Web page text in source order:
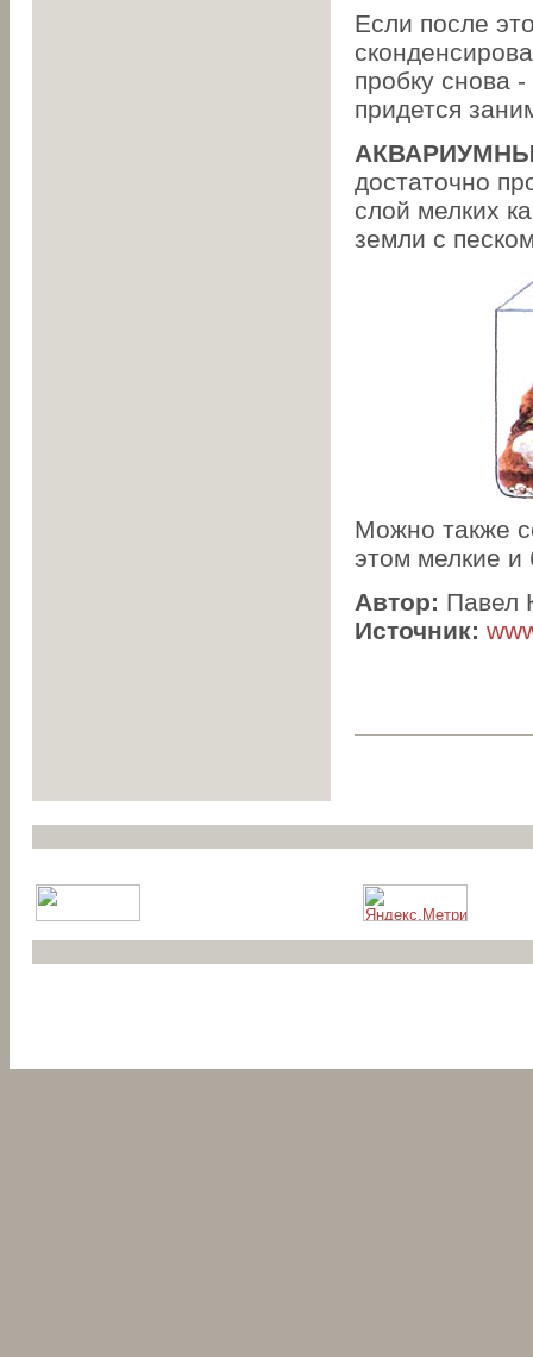
Если после
пробку снова
придется
достаточно
слой мелких
земли с
Можно также
этом мелкие и
Автор: Павел
Источник: